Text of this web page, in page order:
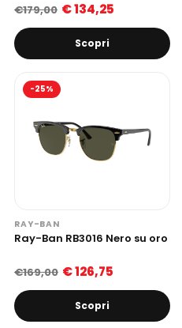
€179,00 € 134,25
Scopri
-25%
RAY-BAN
Ray-Ban RB3016 Nero su oro
€169,00 € 126,75
Scopri